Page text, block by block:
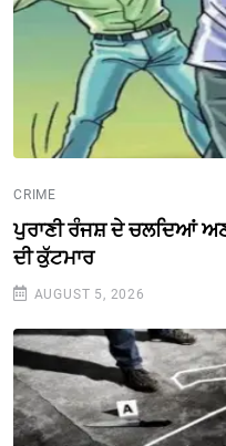
CRIME
ਪੁਰਾਣੀ ਰੰਜਸ਼ ਦੇ ਚਲਦਿਆਂ
ਦੀ ਕੁੱਟਮਾਰ
AUGUST 5, 2026